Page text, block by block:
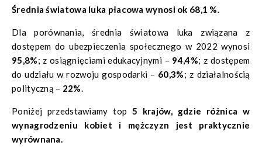
Średnia światowa luka płacowa wynosi ok 68,1 %.
Dla porównania, średnia światowa luka związana z
dostępem do ubezpieczenia społecznego w 2022 wynosi
95,8%
; z osiągnięciami edukacyjnymi – 94,4%; z dostępem
do udziału w rozwoju gospodarki – 60,3%; z działalnością
polityczną – 22%.
Poniżej przedstawiamy top 5 krajów, gdzie różnica w
wynagrodzeniu kobiet i mężczyzn jest praktycznie
wyrównana.